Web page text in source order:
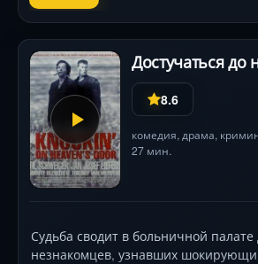
Достучаться до
8.6
комедия, драма,
27 мин.
Судьба сводит в больничной палате
незнакомцев, узнавших